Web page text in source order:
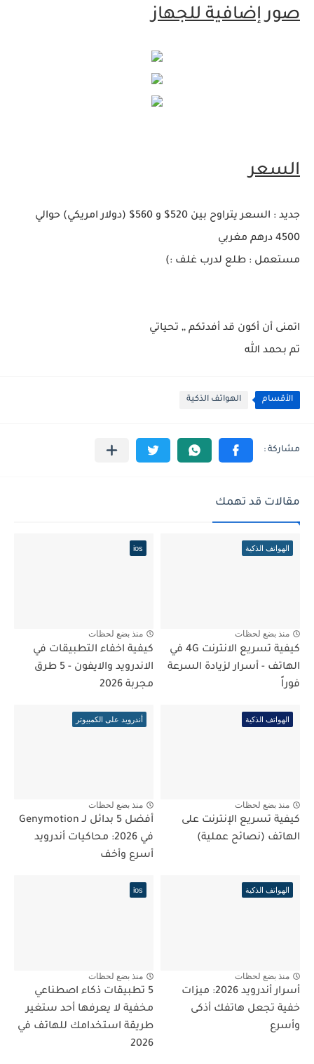
صور إضافية للجهاز
السعر
جديد : السعر يتراوح بين 520$ و 560$ (دولار امريكي) حوالي
4500 درهم مغربي
مستعمل : طلع لدرب غلف :)
اتمنى أن أكون قد أفدتكم ,, تحياتي
تم بحمد الله
الأقسام الهواتف الذكية
مقالات قد تهمك
الهواتف الذكية
منذ بضع لحظات
كيفية تسريع الانترنت 4G في
الهاتف - أسرار لزيادة السرعة
فوراً
ios
منذ بضع لحظات
كيفية اخفاء التطبيقات في
الاندرويد والايفون - 5 طرق
مجربة 2026
الهواتف الذكية
منذ بضع لحظات
كيفية تسريع الإنترنت على
الهاتف (نصائح عملية)
أندرويد على الكمبيوتر
منذ بضع لحظات
أفضل 5 بدائل لـ Genymotion
في 2026: محاكيات أندرويد
أسرع وأخف
الهواتف الذكية
منذ بضع لحظات
أسرار أندرويد 2026: ميزات
خفية تجعل هاتفك أذكى
وأسرع
ios
منذ بضع لحظات
5 تطبيقات ذكاء اصطناعي
مخفية لا يعرفها أحد ستغير
طريقة استخدامك للهاتف في
2026